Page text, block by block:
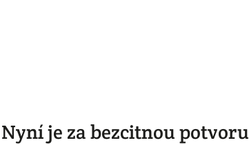
Nyní je za bezcitnou potvoru